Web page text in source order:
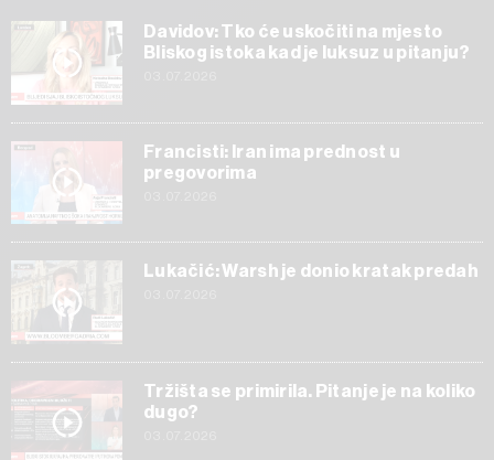
Davidov: Tko će uskočiti na mjesto
Bliskog istoka kad je luksuz u pitanju?
Francisti: Iran ima prednost u
pregovorima
Lukačić: Warsh je donio kratak predah
Tržišta se primirila. Pitanje je na koliko
dugo?